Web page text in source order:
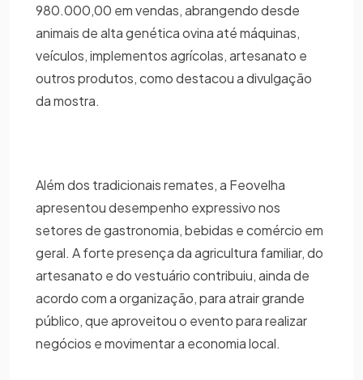
980.000,00 em vendas, abrangendo desde
animais de alta genética ovina até máquinas,
veículos, implementos agrícolas, artesanato e
outros produtos, como destacou a divulgação
da mostra.
Além dos tradicionais remates, a Feovelha
apresentou desempenho expressivo nos
setores de gastronomia, bebidas e comércio em
geral. A forte presença da agricultura familiar, do
artesanato e do vestuário contribuiu, ainda de
acordo com a organização, para atrair grande
público, que aproveitou o evento para realizar
negócios e movimentar a economia local.